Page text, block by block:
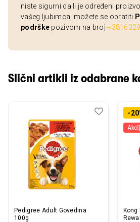
niste sigurni da li je određeni
vašeg ljubimca, možete se obratiti
podrške pozivom na broj
Slični artikli iz odabrane
Pedigree Adult Govedina
100g
Dodaj
Uporedi-
Kong